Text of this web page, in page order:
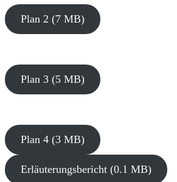
Plan 2 (7 MB)
Plan 3 (5 MB)
Plan 4 (3 MB)
Erläuterungsbericht (0.1 MB)